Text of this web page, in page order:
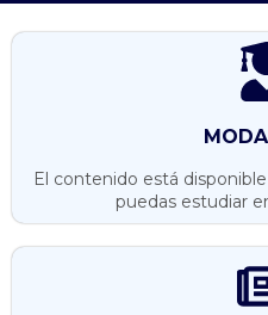
El contenido está
puedas estudiar